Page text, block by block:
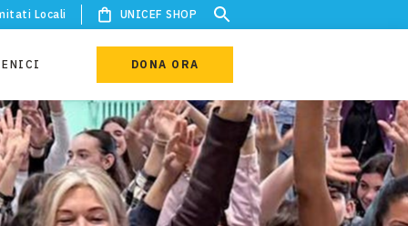
Locali UNICEF SHOP
DONA ORA